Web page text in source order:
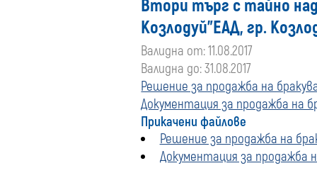
Втори търг с тайно
Козлодуй"ЕАД, гр.
Валидна от: 11.08.2017
Валидна до: 31.08.2017
Решение за продажба на
Документация за продажба на
Прикачени файлове
Решение за продажба на
Документация за продажба